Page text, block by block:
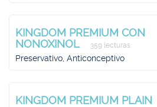
KINGDOM PREMIUM CON
NONOXINOL
359 lecturas
Preservativo, Anticonceptivo
KINGDOM PREMIUM PLAIN